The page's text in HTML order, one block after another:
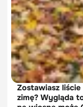
Zostawiasz
zimę? Wygląda